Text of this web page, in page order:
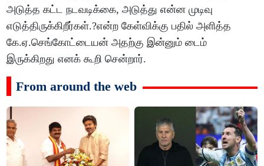
அடுத்த கட்ட நடவடிக்கை, அடுத்து என்ன முடிவு
எடுத்திருக்கிறீர்கள்.?என்ற கேள்விக்கு பதில் அளித்த
கே.ஏ.செங்கோட்டையன் அதற்கு இன்னும் டைம்
இருக்கிறது எனக் கூறி சென்றார்.
From around the web